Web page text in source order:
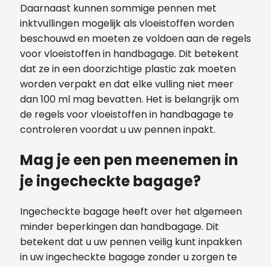
Daarnaast kunnen sommige pennen met
inktvullingen mogelijk als vloeistoffen worden
beschouwd en moeten ze voldoen aan de regels
voor vloeistoffen in handbagage. Dit betekent
dat ze in een doorzichtige plastic zak moeten
worden verpakt en dat elke vulling niet meer
dan 100 ml mag bevatten. Het is belangrijk om
de regels voor vloeistoffen in handbagage te
controleren voordat u uw pennen inpakt.
Mag je een pen meenemen in
je ingecheckte bagage?
Ingecheckte bagage heeft over het algemeen
minder beperkingen dan handbagage. Dit
betekent dat u uw pennen veilig kunt inpakken
in uw ingecheckte bagage zonder u zorgen te